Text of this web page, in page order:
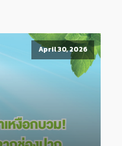
April 30, 2026